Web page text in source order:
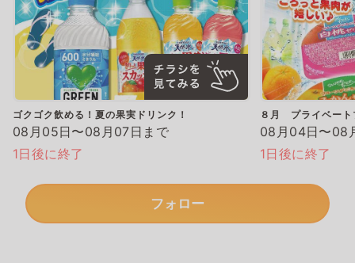
ゴクゴク飲める！夏の果実ドリンク！
08月05日〜08月07日まで
1日後に終了
８月 プライベート
08月04日〜08
1日後に終了
フォロー